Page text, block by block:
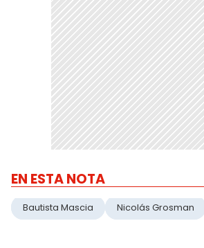
EN ESTA NOTA
Bautista Mascia Nicolás Grosman